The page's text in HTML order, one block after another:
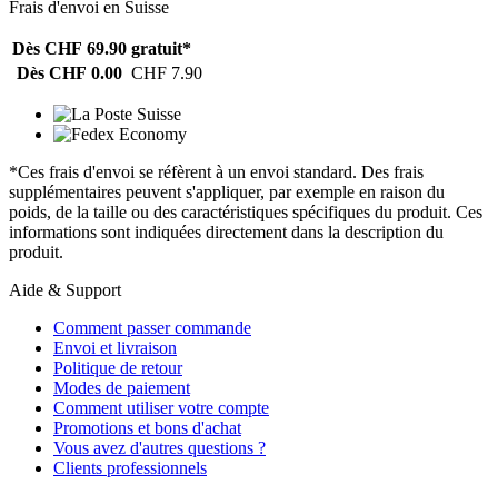
Frais d'envoi en Suisse
Dès CHF 69.90 gratuit*
Dès CHF 0.00 CHF 7.90
*Ces frais d'envoi se réfèrent à un envoi standard. Des frais
supplémentaires peuvent s'appliquer, par exemple en raison du
poids, de la taille ou des caractéristiques spécifiques du produit. Ces
informations sont indiquées directement dans la description du
produit.
Aide & Support
Comment passer commande
Envoi et livraison
Politique de retour
Modes de paiement
Comment utiliser votre compte
Promotions et bons d'achat
Vous avez d'autres questions ?
Clients professionnels